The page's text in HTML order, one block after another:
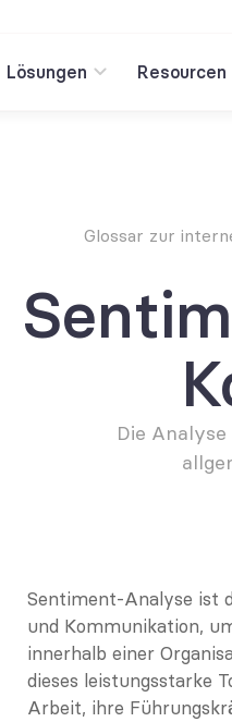
Lösungen Resourcen
Glossar zur
Die
Sentiment-Analyse ist
und Kommunikation,
innerhalb einer
dieses leistungsstarke
Arbeit, ihre